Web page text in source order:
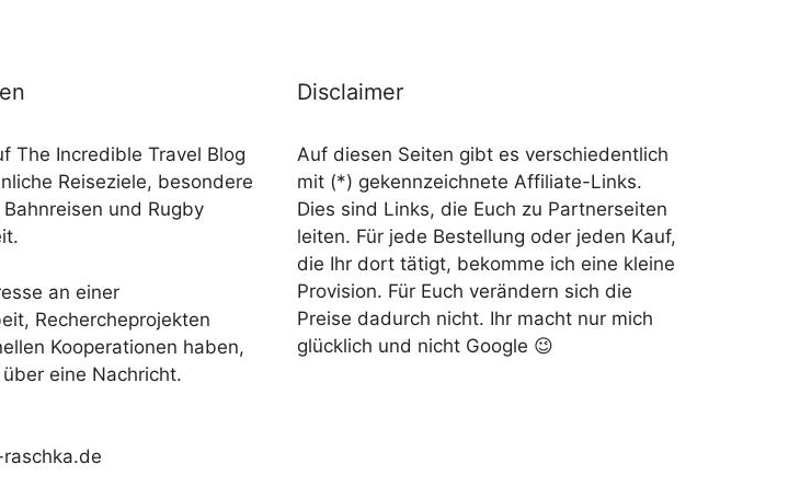
The Incredible Travel Blog
Reiseziele, besondere
und Rugby
an einer
Rechercheprojekten
Kooperationen haben,
eine Nachricht.
Disclaimer
Auf diesen Seiten gibt es verschiedentlich
mit (*) gekennzeichnete Affiliate-Links.
Dies sind Links, die Euch zu Partnerseiten
leiten. Für jede Bestellung oder jeden Kauf,
die Ihr dort tätigt, bekomme ich eine kleine
Provision. Für Euch verändern sich die
Preise dadurch nicht. Ihr macht nur mich
glücklich und nicht Google 😉